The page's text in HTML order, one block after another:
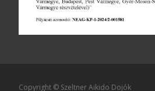
Copyright © Szeltner Aikido Dojók